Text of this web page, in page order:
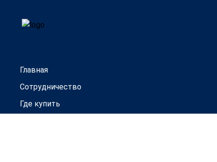
Главная
Сотрудничество
Где купить